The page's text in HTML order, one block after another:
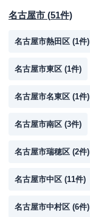
名古屋市 (51件)
名古屋市熱田区 (1件)
名古屋市東区 (1件)
名古屋市名東区 (1件)
名古屋市南区 (3件)
名古屋市瑞穂区 (2件)
名古屋市中区 (11件)
名古屋市中村区 (6件)